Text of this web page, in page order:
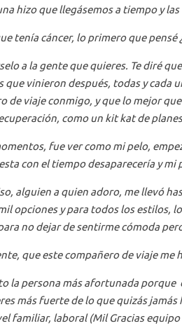
hizo que llegásemos a tiempo y
tenía cáncer, lo primero que pensé
a la gente que quieres. Te diré
que vinieron después, todas y cada
de viaje conmigo, y que lo mejor
como un kit kat de
fue ver como mi pelo,
con el tiempo desaparecería y mi
alguien a quien adoro, me llevó
opciones y para todos los estilos,
no dejar de sentirme cómoda
que este compañero de viaje
la persona más afortunada
más fuerte de lo que quizás
familiar, laboral (Mil Gracias